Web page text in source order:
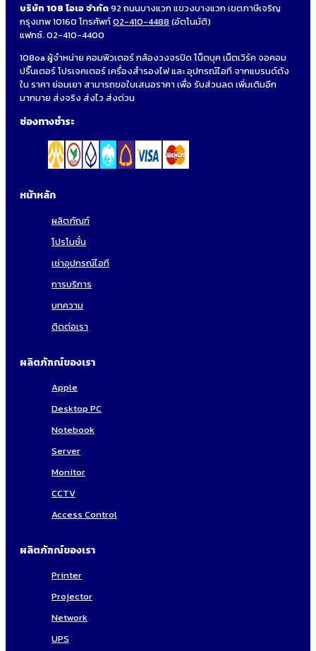
บริษัท 108 โอเอ จำกัด92 ถนนบางแวก แขวงบางแวก เขตภาษีเจริญ
กรุงเทพ 10160 โทรศัพท์02-410-4488 (อัตโนมัติ)
แฟกซ์. 02-410-4400
108oa ผู้จำหน่าย คอมพิวเตอร์ กล้องวงจรปิด โน็ตบุค เน็ตเวิร์ค จอคอม
ปริ๊นเตอร์ โปรเจคเตอร์ เครื่องสำรองไฟ และ อุปกรณ์ไอที จากแบรนด์ดัง
ใน ราคา ย่อมเยา สามารถขอใบเสนอราคา เพื่อ รับส่วนลด เพิ่มเติมอีก
มากมาย ส่งจริง ส่งไว ส่งด่วน
ช่องทางชำระ
หน้าหลัก
ผลิตภัณฑ์
โปรโมชั่น
เช่าอุปกรณ์ไอที
การบริการ
บทความ
ติดต่อเรา
ผลิตภัฑณ์ของเรา
Apple
Desktop PC
Notebook
Server
Monitor
CCTV
Access Control
ผลิตภัฑณ์ของเรา
Printer
Projector
Network
UPS